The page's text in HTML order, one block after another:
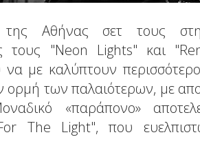
Αθήνας σετ τους
τους "Neon Lights" και
να με καλύπτουν
των παλαιότερων, με
«παράπονο»
The Light", που